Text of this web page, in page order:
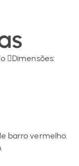
Dimensões:
barro vermelho.